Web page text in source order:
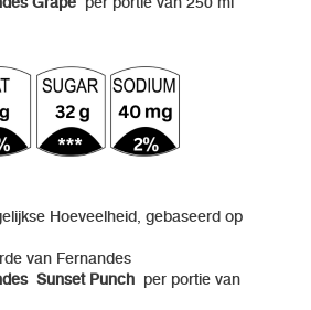
Grape per portie van 250 ml
Hoeveelheid, gebaseerd op
van Fernandes
Sunset Punch per portie van